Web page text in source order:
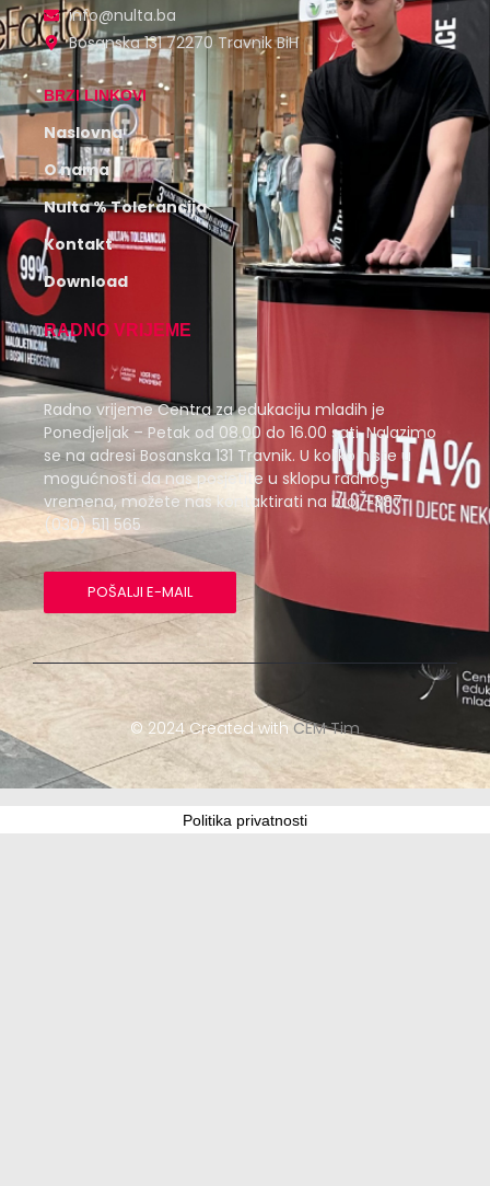
info@nulta.ba
Bosanska 131 72270 Travnik BiH
BRZI LINKOVI
Naslovna
O nama
Nulta % Tolerancija
Kontakt
Download
RADNO VRIJEME
Radno vrijeme Centra za edukaciju mladih je
Ponedjeljak – Petak od 08.00 do 16.00 sati. Nalazimo
se na adresi Bosanska 131 Travnik. U koliko niste u
mogućnosti da nas posjetite u sklopu radnog
vremena, možete nas kontaktirati na broj +387
(030) 511 565
POŠALJI E-MAIL
© 2024 Created with CEM Tim
Politika privatnosti